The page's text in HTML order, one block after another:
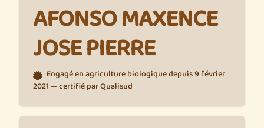
AFONSO MAXENCE
JOSE PIERRE
Engagé en agriculture biologique depuis 9 février
2021 — certifié par Qualisud